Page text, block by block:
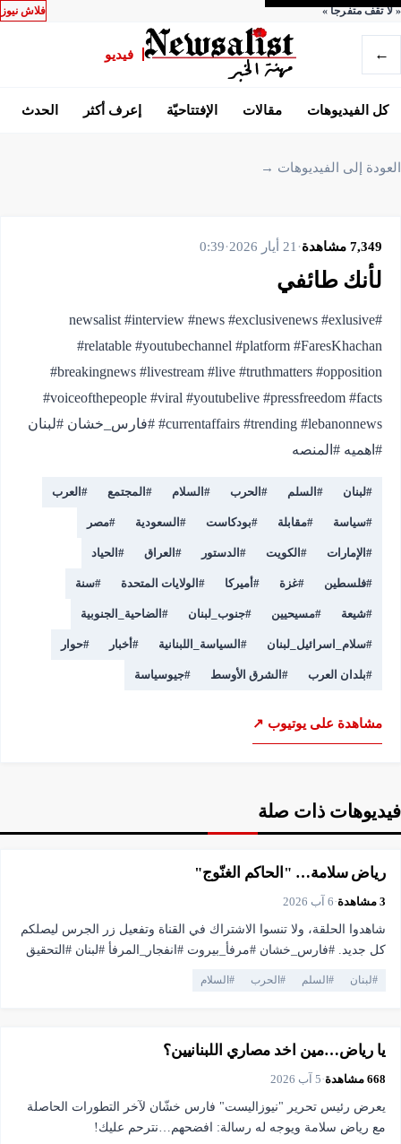
«لا تقف متفرجاً» فلاش نيوز
← فيديو
كل الفيديوهات مقالات الإفتتاحيّة إعرف أكثر الحدث
العودة إلى الفيديوهات →
7,349 مشاهدة· 21 أيار 2026 ·
0:39
لأنك طائفي
#newsalist #interview #news #exclusivenews #exlusive
#relatable #youtubechannel #platform #FaresKhachan
#breakingnews #livestream #live #truthmatters #opposition
#voiceofthepeople #viral #youtubelive #pressfreedom #facts
#currentaffairs #trending #lebanonnews #فارس_خشان #لبنان
#اهميه #المنصه
#لبنان # السلم # الحرب # السلام # المجتمع # العرب
#سياسة #مقابلة #بودكاست # السعودية #مصر
# الإمارات # الكويت # الدستور # العراق # الحياد
#فلسطين #غزة #أميركا # الولايات المتحدة #سنة
#شيعة #مسيحيين #جنوب_لبنان # الضاحية_الجنوبية
#سلام_اسرائيل_لبنان # السياسة_اللبنانية #أخبار #حوار
#بلدان العرب # الشرق الأوسط #جيوسياسة
مشاهدة على يوتيوب ↗
فيديوهات ذات صلة
16:04
▶فيديو
رياض سلامة… "الحاكم الغنّوج"
3 مشاهدة·6 آب 2026
شاهدوا الحلقة، ولا تنسوا الاشتراك في القناة وتفعيل زر الجرس ليصلكم
كل جديد. #فارس_خشان #مرفأ_بيروت #انفجار_المرفأ #لبنان #التحقيق
#لبنان # السلم # الحرب # السلام
يا رياض…مين اخد مصاري اللبنانيين؟
668 مشاهدة·5 آب 2026
يعرض رئيس تحرير "نيوزاليست" فارس خشّان لآخر التطورات الحاصلة
مع رياض سلامة ويوجه له رسالة: افضحهم…نترحم عليك!